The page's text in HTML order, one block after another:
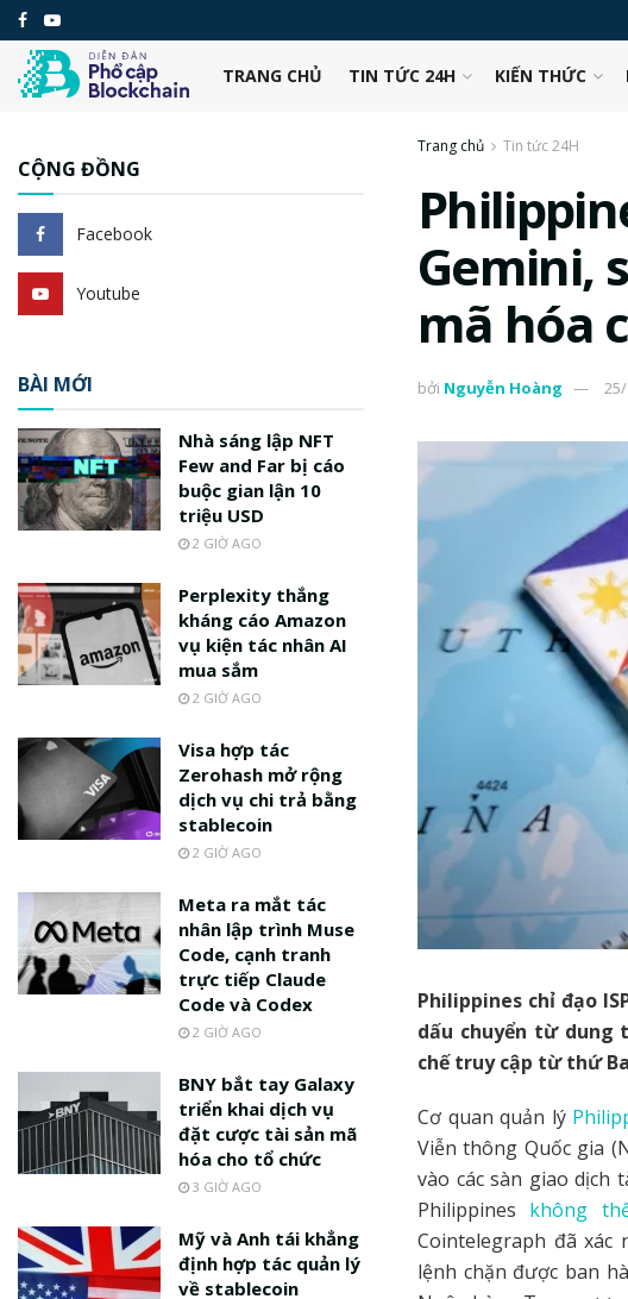
TRANG CHỦ TIN TỨC 24H KIẾN THỨC
Trang chủ Tin tức 24H
Gemini,
mã hóa
bởi Nguyễn Hoàng
Philippines chỉ đạo
dấu chuyển từ dung
chế truy cập từ thứ
Cơ quan quản lý
Viễn thông Quốc gia
vào các sàn giao dịch
Philippines không
Cointelegraph đã xác
lệnh chặn được ban
CỘNG ĐỒNG
Facebook
Youtube
BÀI MỚI
Nhà sáng lập NFT
Few and Far bị cáo
buộc gian lận 10
triệu USD
2 GIỜ AGO
Perplexity thắng
kháng cáo Amazon
vụ kiện tác nhân AI
mua sắm
2 GIỜ AGO
Visa hợp tác
Zerohash mở rộng
dịch vụ chi trả bằng
stablecoin
2 GIỜ AGO
Meta ra mắt tác
nhân lập trình Muse
Code, cạnh tranh
trực tiếp Claude
Code và Codex
2 GIỜ AGO
BNY bắt tay Galaxy
triển khai dịch vụ
đặt cược tài sản mã
hóa cho tổ chức
3 GIỜ AGO
Mỹ và Anh tái khẳng
định hợp tác quản lý
về stablecoin